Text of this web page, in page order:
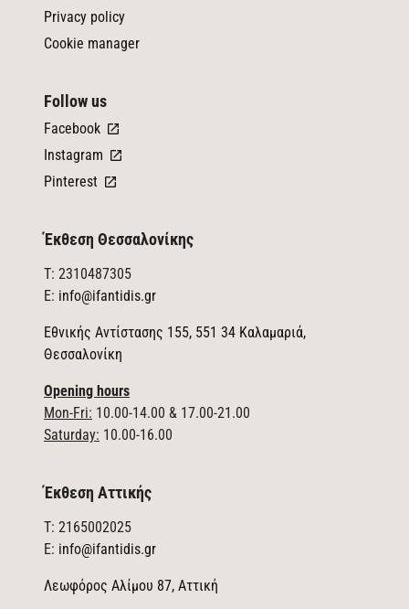
Privacy policy
Cookie manager
Follow us
Facebook
Instagram
Pinterest
Έκθεση Θεσσαλονίκης
T: 2310487305
E: info@ifantidis.gr
Εθνικής Αντίστασης 155, 551 34 Καλαμαριά,
Θεσσαλονίκη
Opening hours
Mon-Fri: 10.00-14.00 & 17.00-21.00
Saturday: 10.00-16.00
Έκθεση Αττικής
T: 2165002025
E: info@ifantidis.gr
Λεωφόρος Αλίμου 87, Αττική